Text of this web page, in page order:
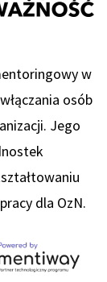
w
osób
Jego
dla OzN.